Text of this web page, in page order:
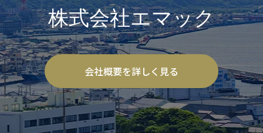
株式会社エマック
会社概要を詳しく見る